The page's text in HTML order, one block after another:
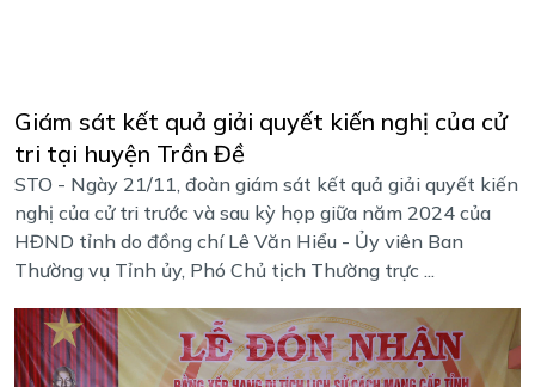
Giám sát kết quả giải quyết kiến nghị của cử
tri tại huyện Trần Đề
STO - Ngày 21/11, đoàn giám sát kết quả giải quyết kiến
nghị của cử tri trước và sau kỳ họp giữa năm 2024 của
HĐND tỉnh do đồng chí Lê Văn Hiểu - Ủy viên Ban
Thường vụ Tỉnh ủy, Phó Chủ tịch Thường trực ...